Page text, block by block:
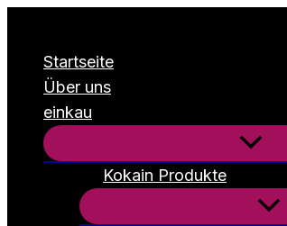
springen
Startseite
Über uns
einkau
Kokain Produkte